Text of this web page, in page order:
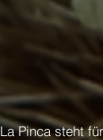
La Pinca steht